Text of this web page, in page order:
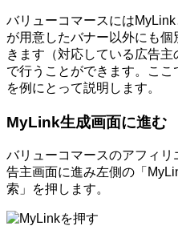
バリューコマースには
が用意したバナー以外にも
きます（対応している広告
で行うことができます。こ
を例にとって説明します。
MyLink生成画面に進む
バリューコマースのアフィ
告主画面に進み左側の「
索」を押します。